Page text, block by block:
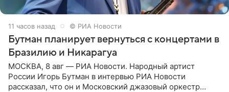
11 часов назад © РИА Новости
Бутман планирует вернуться с концертами в
Бразилию и Никарагуа
МОСКВА, 8 авг — РИА Новости. Народный артист
России Игорь Бутман в интервью РИА Новости
рассказал, что он и Московский джазовый оркестр